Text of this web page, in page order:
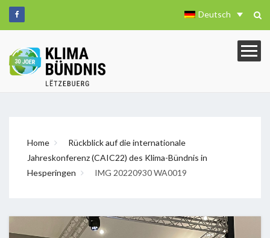
Deutsch
Home
Rückblick auf die internationale
Jahreskonferenz (CAIC22) des Klima-Bündnis in
Hesperingen
IMG 20220930 WA0019